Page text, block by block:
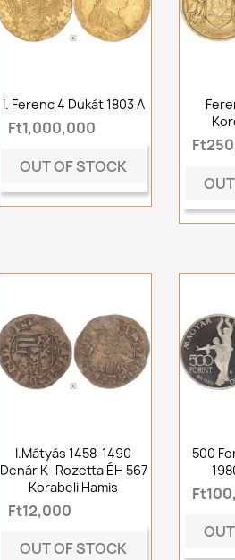
I. Ferenc 4 Dukát 1803 A
Ft1,000,000
OUT OF STOCK
I.Mátyás 1458-1490
Denár K- Rozetta ÉH 567
Korabeli Hamis
Ft12,000
OUT OF STOCK
500